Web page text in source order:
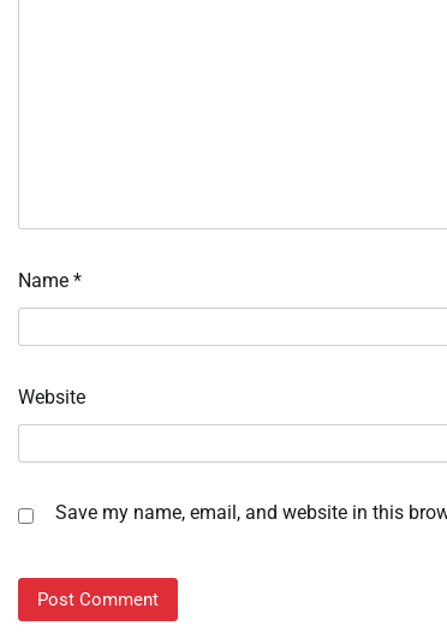
Name *
Website
Save my name, email, and website in this